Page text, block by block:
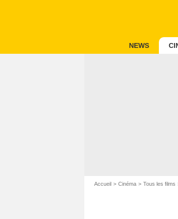
NEWS
Accueil Cinéma Tous les films